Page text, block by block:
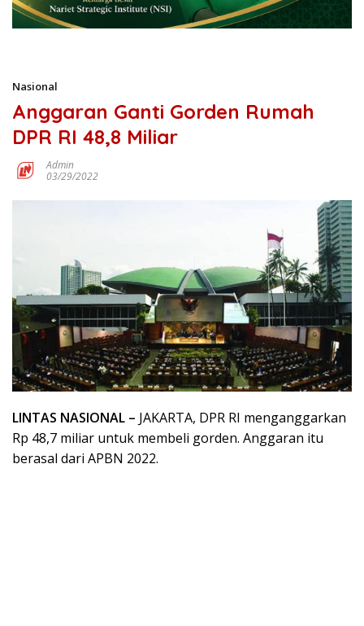
Nasional
Anggaran Ganti Gorden Rumah
DPR RI 48,8 Miliar
Admin
03/29/2022
LINTAS NASIONAL – JAKARTA, DPR RI menganggarkan
Rp 48,7 miliar untuk membeli gorden. Anggaran itu
berasal dari APBN 2022.